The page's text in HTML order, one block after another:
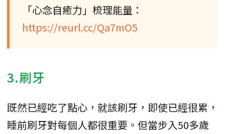
「心念自癒力」梳理能量：
https://reurl.cc/Qa7mO5
3.刷牙
既然已經吃了點心，就該刷牙，即使已經很累，
睡前刷牙對每個人都很重要。但當步入50多歲